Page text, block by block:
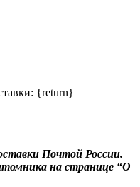
{return}
Почтой России.
на странице “О